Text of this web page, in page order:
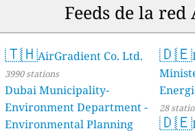
Feeds de la
🇹🇭AirGradient Co. Ltd.
3990 stations
Dubai Municipality-
Environment Department -
Environmental Planning
🇩🇪
28
🇩🇪